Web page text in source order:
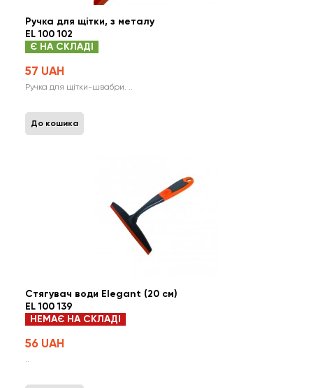
Ручка для щітки, з металу
EL 100 102
Є НА СКЛАДІ
57 UAH
Ручка для щітки-швабри. ..
До кошика
Стягувач води Elegant (20 см)
EL 100 139
НЕМАЄ НА СКЛАДІ
56 UAH
..